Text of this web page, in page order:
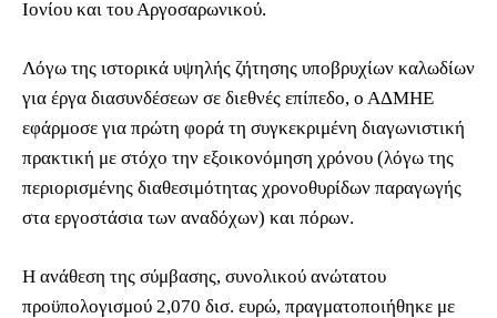
Ιονίου και του Αργοσαρωνικού.
Λόγω της ιστορικά υψηλής ζήτησης υποβρυχίων καλωδίων
για έργα διασυνδέσεων σε διεθνές επίπεδο, ο ΑΔΜΗΕ
εφάρμοσε για πρώτη φορά τη συγκεκριμένη διαγωνιστική
πρακτική με στόχο την εξοικονόμηση χρόνου (λόγω της
περιορισμένης διαθεσιμότητας χρονοθυρίδων παραγωγής
στα εργοστάσια των αναδόχων) και πόρων.
Η ανάθεση της σύμβασης, συνολικού ανώτατου
προϋπολογισμού 2,070 δισ. ευρώ, πραγματοποιήθηκε με